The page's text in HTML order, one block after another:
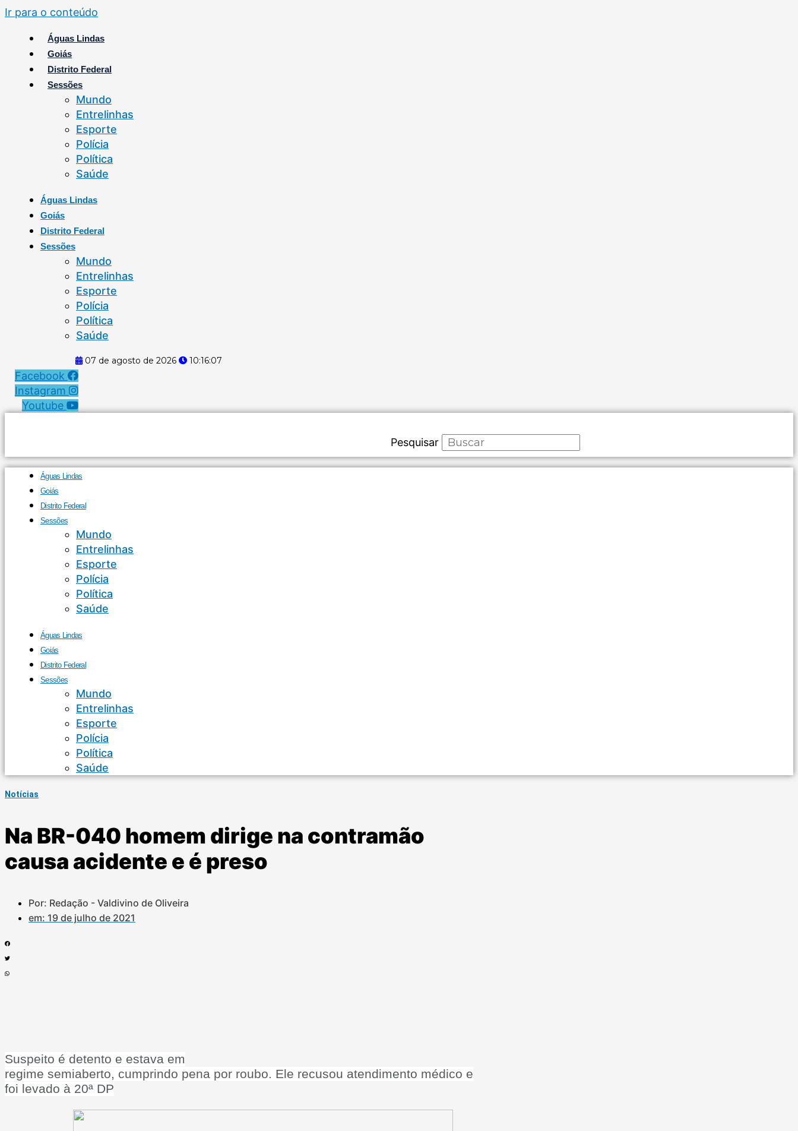
Ir para o conteúdo
Águas Lindas
Goiás
Distrito Federal
Sessões
Mundo
Entrelinhas
Esporte
Polícia
Política
Saúde
Águas Lindas
Goiás
Distrito Federal
Sessões
Mundo
Entrelinhas
Esporte
Polícia
Política
Saúde
07 de agosto de 2026 10:16:08
Facebook
Instagram
Youtube
Pesquisar
Águas Lindas
Goiás
Distrito Federal
Sessões
Mundo
Entrelinhas
Esporte
Polícia
Política
Saúde
Águas Lindas
Goiás
Distrito Federal
Sessões
Mundo
Entrelinhas
Esporte
Polícia
Política
Saúde
Notícias
Na BR-040 homem dirige na contramão
causa acidente e é preso
Por: Redação - Valdivino de Oliveira
em: 19 de julho de 2021
Suspeito é detento e estava em
regime semiaberto, cumprindo pena por roubo. Ele recusou atendimento médico e
foi levado à 20ª DP